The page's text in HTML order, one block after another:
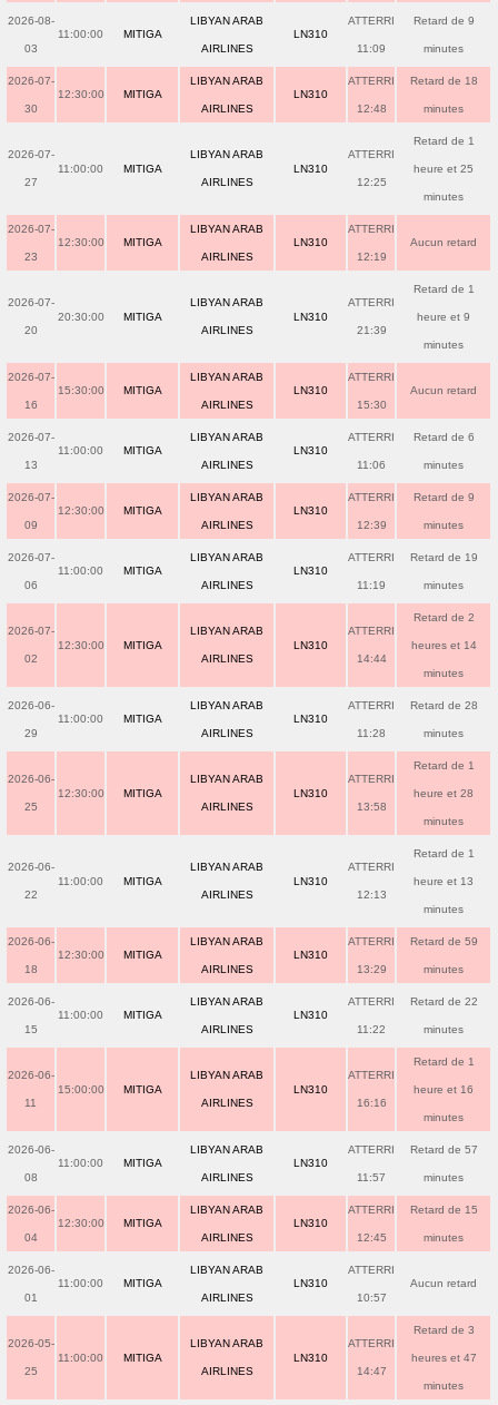
2026-08-
03
11:00:00 MITIGA
LIBYAN ARAB
AIRLINES
LN310
ATTERRI
11:09
Retard de 9
minutes
2026-07-
30
12:30:00 MITIGA
LIBYAN ARAB
AIRLINES
LN310
ATTERRI
12:48
Retard de 18
minutes
2026-07-
27
11:00:00 MITIGA
LIBYAN ARAB
AIRLINES
LN310
ATTERRI
12:25
Retard de 1
heure et 25
minutes
2026-07-
23
12:30:00 MITIGA
LIBYAN ARAB
AIRLINES
LN310
ATTERRI
12:19
Aucun retard
2026-07-
20
20:30:00 MITIGA
LIBYAN ARAB
AIRLINES
LN310
ATTERRI
21:39
Retard de 1
heure et 9
minutes
2026-07-
16
15:30:00 MITIGA
LIBYAN ARAB
AIRLINES
LN310
ATTERRI
15:30
Aucun retard
2026-07-
13
11:00:00 MITIGA
LIBYAN ARAB
AIRLINES
LN310
ATTERRI
11:06
Retard de 6
minutes
2026-07-
09
12:30:00 MITIGA
LIBYAN ARAB
AIRLINES
LN310
ATTERRI
12:39
Retard de 9
minutes
2026-07-
06
11:00:00 MITIGA
LIBYAN ARAB
AIRLINES
LN310
ATTERRI
11:19
Retard de 19
minutes
2026-07-
02
12:30:00 MITIGA
LIBYAN ARAB
AIRLINES
LN310
ATTERRI
14:44
Retard de 2
heures et 14
minutes
2026-06-
29
11:00:00 MITIGA
LIBYAN ARAB
AIRLINES
LN310
ATTERRI
11:28
Retard de 28
minutes
2026-06-
25
12:30:00 MITIGA
LIBYAN ARAB
AIRLINES
LN310
ATTERRI
13:58
Retard de 1
heure et 28
minutes
2026-06-
22
11:00:00 MITIGA
LIBYAN ARAB
AIRLINES
LN310
ATTERRI
12:13
Retard de 1
heure et 13
minutes
2026-06-
18
12:30:00 MITIGA
LIBYAN ARAB
AIRLINES
LN310
ATTERRI
13:29
Retard de 59
minutes
2026-06-
15
11:00:00 MITIGA
LIBYAN ARAB
AIRLINES
LN310
ATTERRI
11:22
Retard de 22
minutes
2026-06-
11
15:00:00 MITIGA
LIBYAN ARAB
AIRLINES
LN310
ATTERRI
16:16
Retard de 1
heure et 16
minutes
2026-06-
08
11:00:00 MITIGA
LIBYAN ARAB
AIRLINES
LN310
ATTERRI
11:57
Retard de 57
minutes
2026-06-
04
12:30:00 MITIGA
LIBYAN ARAB
AIRLINES
LN310
ATTERRI
12:45
Retard de 15
minutes
2026-06-
01
11:00:00 MITIGA
LIBYAN ARAB
AIRLINES
LN310
ATTERRI
10:57
Aucun retard
2026-05-
25
11:00:00 MITIGA
LIBYAN ARAB
AIRLINES
LN310
ATTERRI
14:47
Retard de 3
heures et 47
minutes